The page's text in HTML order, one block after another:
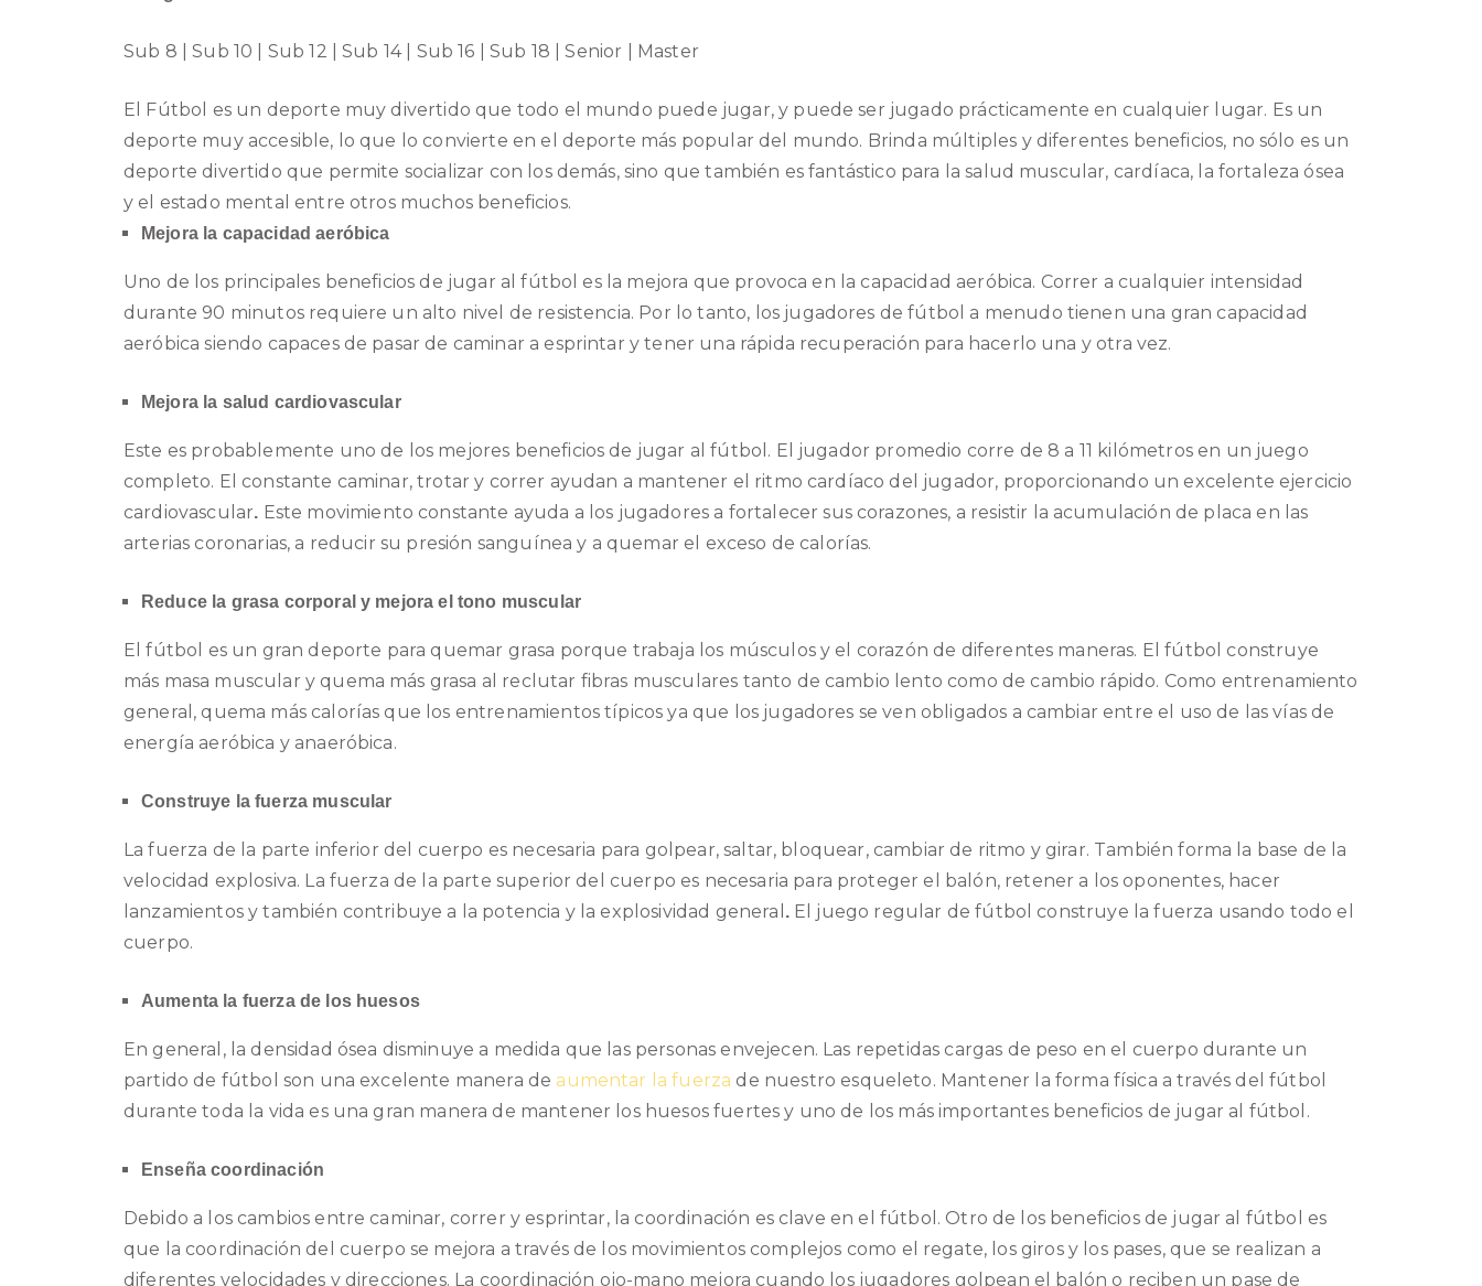
Sub 8 | Sub 10 | Sub 12 | Sub 14 | Sub 16 | Sub 18 | Senior | Master
El Fútbol es un deporte muy divertido que todo el mundo puede jugar, y puede ser jugado prácticamente en cualquier lugar. Es un
deporte muy accesible, lo que lo convierte en el deporte más popular del mundo. Brinda múltiples y diferentes beneficios, no sólo es un
deporte divertido que permite socializar con los demás, sino que también es fantástico para la salud muscular, cardíaca, la fortaleza ósea
y el estado mental entre otros muchos beneficios.
Mejora la capacidad aeróbica
Uno de los principales beneficios de jugar al fútbol es la mejora que provoca en la capacidad aeróbica. Correr a cualquier intensidad
durante 90 minutos requiere un alto nivel de resistencia. Por lo tanto, los jugadores de fútbol a menudo tienen una gran capacidad
aeróbica siendo capaces de pasar de caminar a esprintar y tener una rápida recuperación para hacerlo una y otra vez.
Mejora la salud cardiovascular
Este es probablemente uno de los mejores beneficios de jugar al fútbol. El jugador promedio corre de 8 a 11 kilómetros en un juego
completo. El constante caminar, trotar y correr ayudan a mantener el ritmo cardíaco del jugador, proporcionando un excelente ejercicio
cardiovascular. Este movimiento constante ayuda a los jugadores a fortalecer sus corazones, a resistir la acumulación de placa en las
arterias coronarias, a reducir su presión sanguínea y a quemar el exceso de calorías.
Reduce la grasa corporal y mejora el tono muscular
El fútbol es un gran deporte para quemar grasa porque trabaja los músculos y el corazón de diferentes maneras. El fútbol construye
más masa muscular y quema más grasa al reclutar fibras musculares tanto de cambio lento como de cambio rápido. Como entrenamiento
general, quema más calorías que los entrenamientos típicos ya que los jugadores se ven obligados a cambiar entre el uso de las vías de
energía aeróbica y anaeróbica.
Construye la fuerza muscular
La fuerza de la parte inferior del cuerpo es necesaria para golpear, saltar, bloquear, cambiar de ritmo y girar. También forma la base de la
velocidad explosiva. La fuerza de la parte superior del cuerpo es necesaria para proteger el balón, retener a los oponentes, hacer
lanzamientos y también contribuye a la potencia y la explosividad general .El juego regular de fútbol construye la fuerza usando todo el
cuerpo.
Aumenta la fuerza de los huesos
En general, la densidad ósea disminuye a medida que las personas envejecen. Las repetidas cargas de peso en el cuerpo durante un
partido de fútbol son una excelente manera de aumentar la fuerza de nuestro esqueleto. Mantener la forma física a través del fútbol
durante toda la vida es una gran manera de mantener los huesos fuertes y uno de los más importantes beneficios de jugar al fútbol.
Enseña coordinación
Debido a los cambios entre caminar, correr y esprintar, la coordinación es clave en el fútbol. Otro de los beneficios de jugar al fútbol es
que la coordinación del cuerpo se mejora a través de los movimientos complejos como el regate, los giros y los pases, que se realizan a
diferentes velocidades y direcciones. La coordinación ojo-mano mejora cuando los jugadores golpean el balón o reciben un pase de